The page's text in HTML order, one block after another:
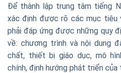
Để thành lập trung tâm tiếng
xác định được rõ các mục tiêu
phải đáp ứng được những quy
về: chương trình và nội dung
chất, thiết bị giáo dục, mô
chính, định hướng phát triển của